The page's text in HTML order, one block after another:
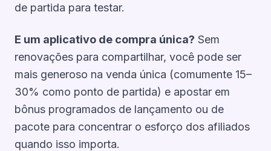
de partida para testar.
E um aplicativo de compra única? Sem
renovações para compartilhar, você pode ser
mais generoso na venda única (comumente 15–
30% como ponto de partida) e apostar em
bônus programados de lançamento ou de
pacote para concentrar o esforço dos afiliados
quando isso importa.